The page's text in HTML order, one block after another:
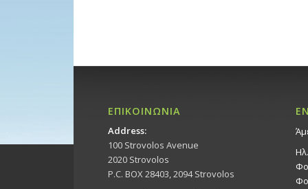
ΕΠΙΚΟΙΝΩΝΙΑ
Address:
100 Strovolos Avenue
2020 Strovolos
P.C. BOX 28403, 2094 Strovolos